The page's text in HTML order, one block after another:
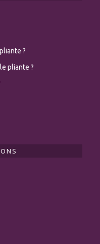
?
pliante ?